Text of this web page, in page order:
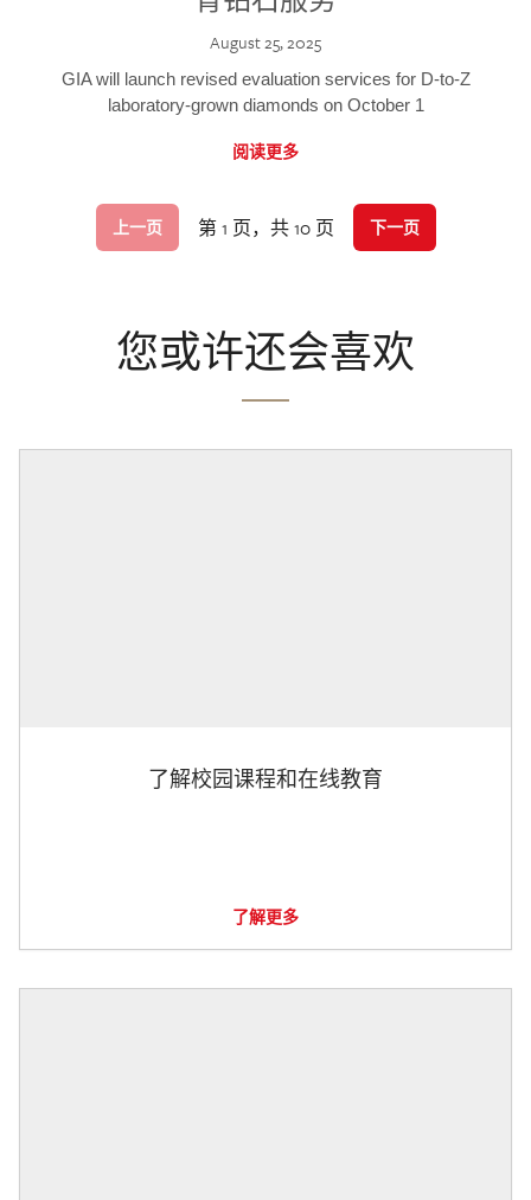
August 25, 2025
GIA will launch revised evaluation services for D-to-Z
laboratory-grown diamonds on October 1
阅读更多
上一页 第 1 页，共 10 页 下一页
您或许还会喜欢
了解校园课程和在线教育
了解更多